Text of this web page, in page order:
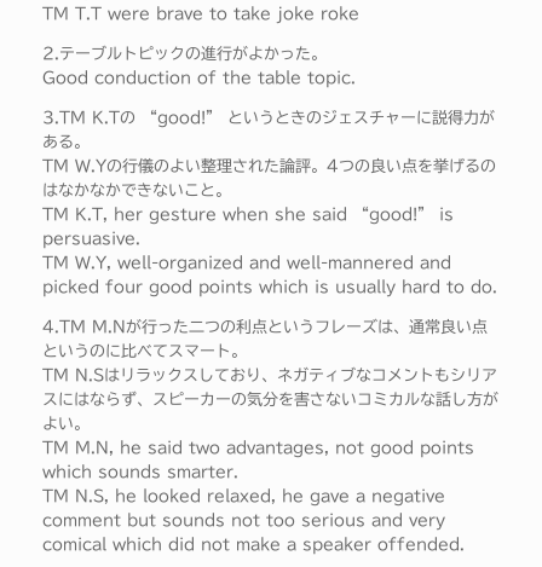
TM T.T were brave to take joke roke
2.テーブルトピックの進行がよかった。
Good conduction of the table topic.
3.TM K.Tの “good!” というときのジェスチャーに説得力が
ある。
TM W.Yの行儀のよい整理された論評。4つの良い点を挙げるの
はなかなかできないこと。
TM K.T, her gesture when she said “good!” is
persuasive.
TM W.Y, well-organized and well-mannered and
picked four good points which is usually hard to do.
4.TM M.Nが行った二つの利点というフレーズは、通常良い点
というのに比べてスマート。
TM N.Sはリラックスしており、ネガティブなコメントもシリア
スにはならず、スピーカーの気分を害さないコミカルな話し方が
よい。
TM M.N, he said two advantages, not good points
which sounds smarter.
TM N.S, he looked relaxed, he gave a negative
comment but sounds not too serious and very
comical which did not make a speaker offended.